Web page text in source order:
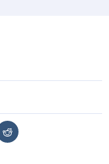
environ